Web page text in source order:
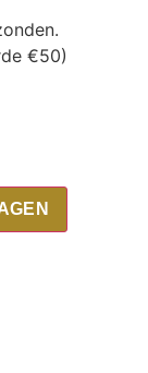
€50)